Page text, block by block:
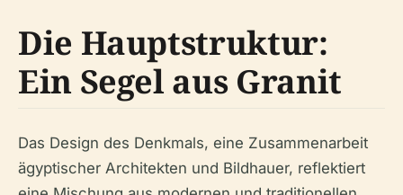
Die Hauptstruktur:
Ein Segel aus Granit
Das Design des Denkmals, eine Zusammenarbeit
ägyptischer Architekten und Bildhauer, reflektiert